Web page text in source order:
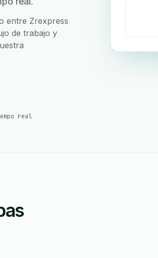
entre Zrexpress
de trabajo y
real